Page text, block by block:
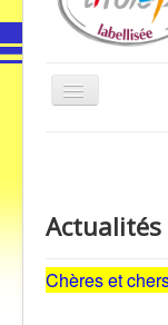
Basculer
la
Vidéos
Actualités
Chères et